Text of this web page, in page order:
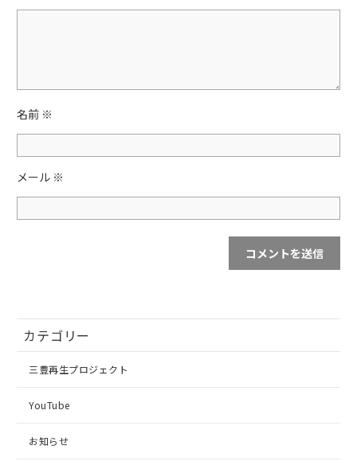
名前 ※
メール ※
カテゴリー
三豊再生プロジェクト
YouTube
お知らせ